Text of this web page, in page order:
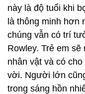
này là độ tuổi khi
là thông minh hơn
chúng vẫn có trí
Rowley. Trẻ em
nhân vật và có
vời. Người lớn
trong sáng hồn